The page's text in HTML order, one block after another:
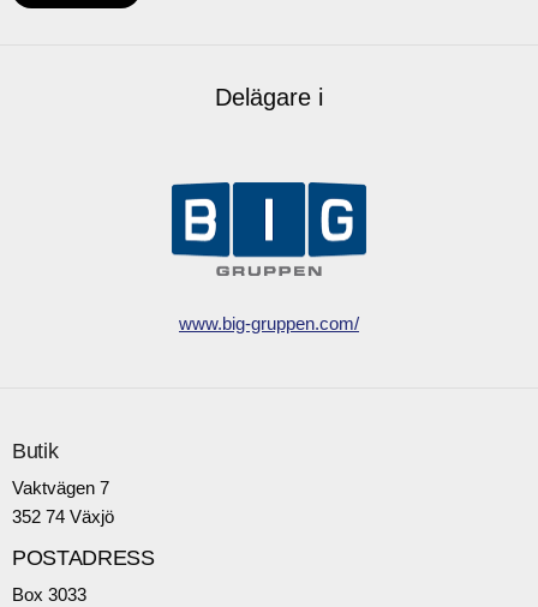
Delägare i
www.big-gruppen.com/
Butik
Vaktvägen 7
352 74 Växjö
POSTADRESS
Box 3033